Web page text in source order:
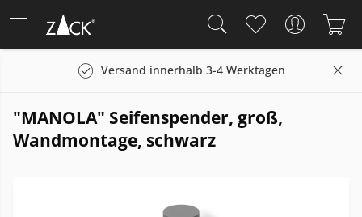
Versand innerhalb 3-4 Werktagen
"MANOLA" Seifenspender, groß,
Wandmontage, schwarz